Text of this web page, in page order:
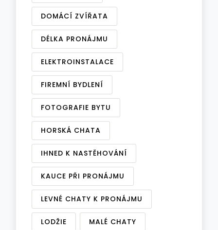
DOMÁCÍ ZVÍŘATA
DÉLKA PRONÁJMU
ELEKTROINSTALACE
FIREMNÍ BYDLENÍ
FOTOGRAFIE BYTU
HORSKÁ CHATA
IHNED K NASTĚHOVÁNÍ
KAUCE PŘI PRONÁJMU
LEVNÉ CHATY K PRONÁJMU
LODŽIE MALÉ CHATY